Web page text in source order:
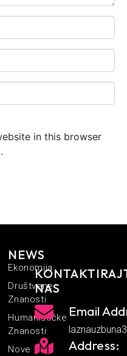
in this browser
NEWS
Ekonomija
Društvene
Znanosti
Humanističke
Znanosti
Nove
NAS
Email
Address: